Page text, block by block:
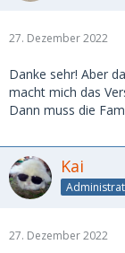
27. Dezember 2022
Danke sehr! Aber
macht mich das
Dann muss die
Kai
27. Dezember 2022